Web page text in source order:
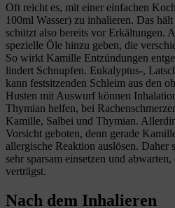
Oft reicht es, mit einer einfachen
100ml Wasser) zu inhalieren. Das
schützt also bereits vor Erkältungen.
spezielle Öle hinzu geben, die
So wirkt Kamille Entzündungen
lindert Schnupfen. Eukalyptus-,
kann festsitzenden Schleim aus den
Husten mit Auswurf können
Thymian helfen, bei
Kamille, Salbei und Thymian.
Vorsicht geboten, denn gerade
allergische Reaktion auslösen. Daher
sehr sparsam einsetzen und
verträgst.
Nach dem Inhalieren